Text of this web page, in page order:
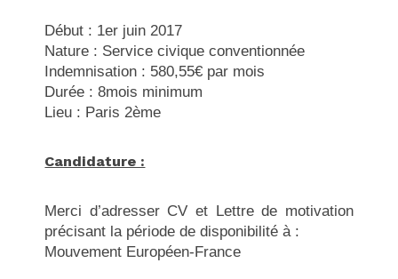
Début : 1er juin 2017
Nature : Service civique conventionnée
Indemnisation : 580,55€ par mois
Durée : 8mois minimum
Lieu : Paris 2ème
Candidature :
Merci d’adresser CV et Lettre de motivation
précisant la période de disponibilité à :
Mouvement Européen-France